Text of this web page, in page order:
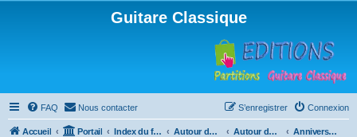
Guitare Classique
FAQ Nous contacter Connexion
S’enregistrer
Accueil Portail Index du forum Autour de la machine à café Autour de la machine à café Anniversaires des membres